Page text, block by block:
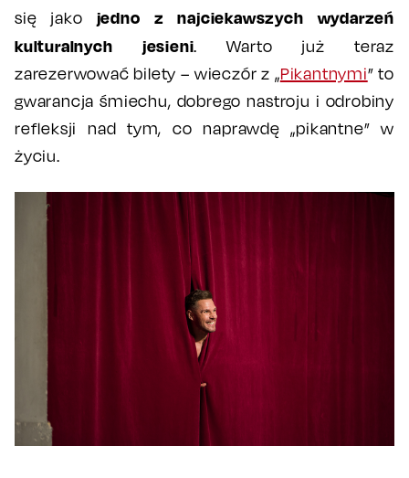
się jako jedno z najciekawszych wydarzeń
kulturalnych jesieni. Warto już teraz
zarezerwować bilety – wieczór z „Pikantnymi” to
gwarancja śmiechu, dobrego nastroju i odrobiny
refleksji nad tym, co naprawdę „pikantne” w
życiu.